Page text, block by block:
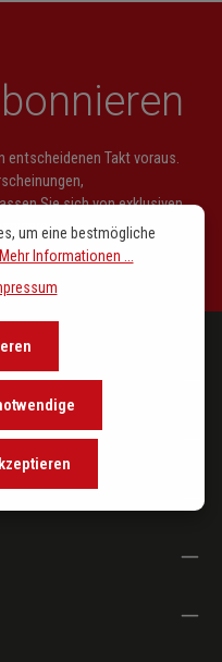
entscheidenen Takt voraus.
Sie sich von exklusiven
um eine bestmögliche
Mehr Informationen ...